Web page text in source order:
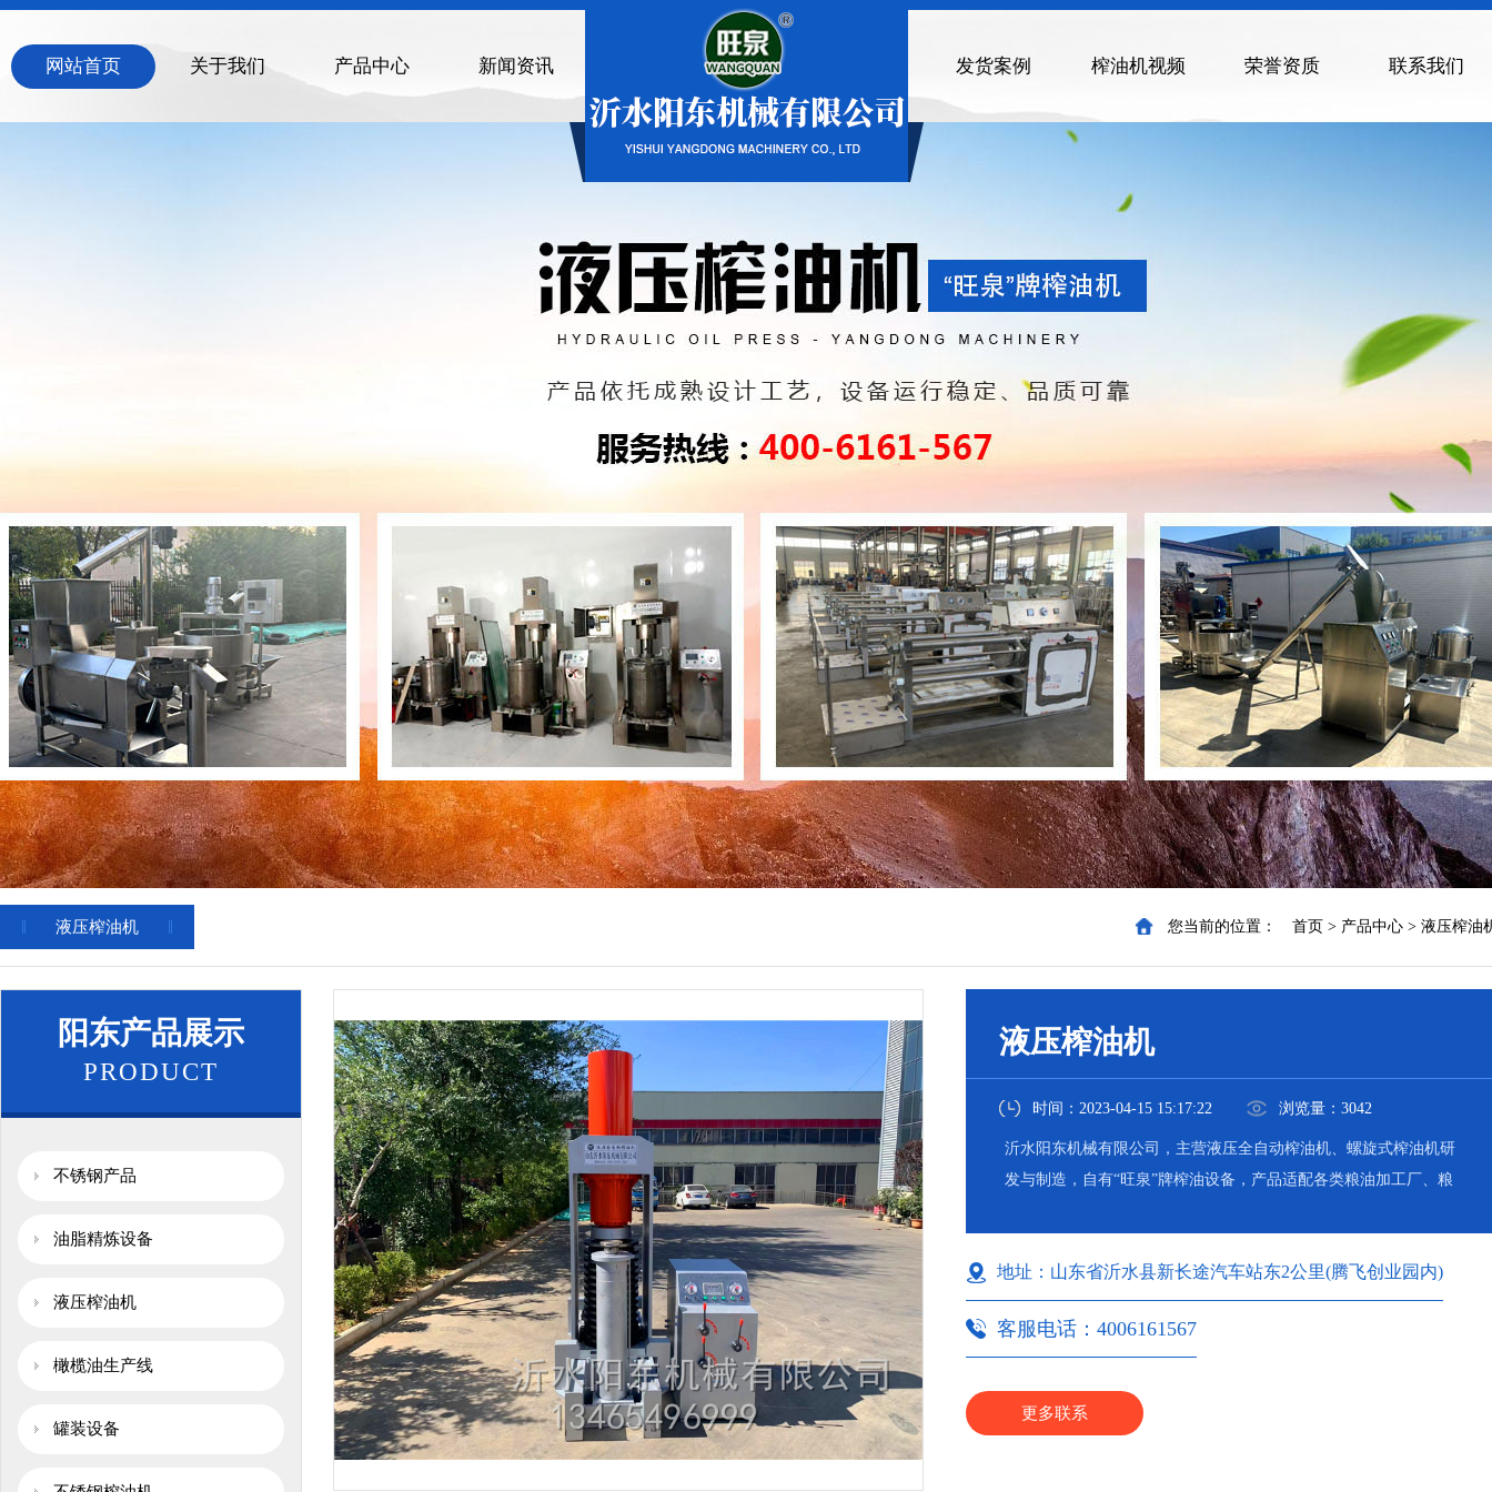
网站首页 关于我们 产品中心 新闻资讯 发货案例 榨油机视频 荣誉资质 联系我们
您当前的位置： 首页 > 产品中心 > 液压榨油
液压榨油机
阳东产品展示
PRODUCT
不锈钢产品
油脂精炼设备
液压榨油机
橄榄油生产线
罐装设备
液压榨油机
时间：2023-04-15 15:17:22 浏览量：3042
沂水阳东机械有限公司，主营液压全自动榨油机、螺旋式榨油机研
发与制造，自有“旺泉”牌榨油设备，产品适配各类粮油加工厂、粮
地址：山东省沂水县新长途汽车站东2公里(腾飞创业园内)
客服电话：4006161567
更多联系